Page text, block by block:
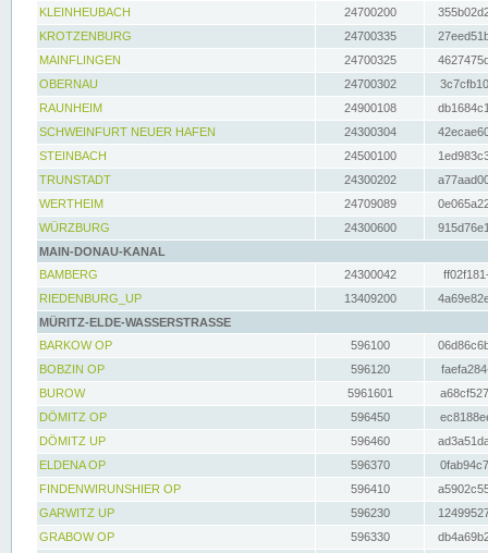
KLEINHEUBACH 24700200
KROTZENBURG
24700335
MAINFLINGEN
24700325
OBERNAU
24700302
RAUNHEIM
24900108
SCHWEINFURT NEUER HAFEN
24300304
STEINBACH
24500100
TRUNSTADT
24300202
WERTHEIM
24709089
WÜRZBURG
24300600
MAIN-DONAU-KANAL
BAMBERG
24300042
RIEDENBURG_UP
13409200
MÜRITZ-ELDE-WASSERSTRASSE
BARKOW OP
596100
BOBZIN OP
596120
BUROW
5961601
DÖMITZ OP
596450
DÖMITZ UP
596460
ELDENA OP
596370
FINDENWIRUNSHIER OP
596410
GARWITZ UP
596230
GRABOW OP
596330